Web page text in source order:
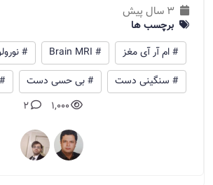
3 سال پیش
برچسب ها
# ام آر آی مغز
# Brain MRI
#
# سنگینی دست
# بی حسی دست
1,000
2